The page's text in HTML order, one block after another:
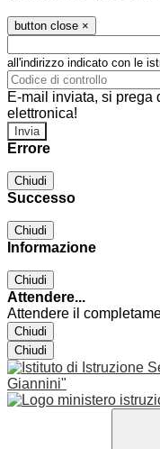
button close ×
all'indirizzo indicato con le
E-mail inviata, si prega
elettronica!
Errore
Chiudi
Successo
Chiudi
Informazione
Chiudi
Attendere...
Attendere il
Chiudi
Chiudi